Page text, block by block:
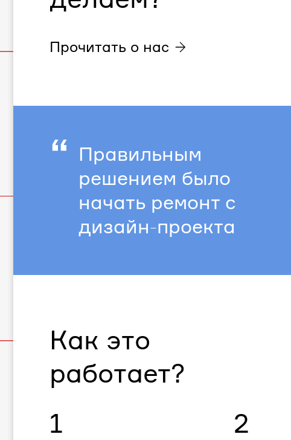
Прочитать о нас
“ Правильным
решением было
начать ремонт с
дизайн-проекта
Как это
работает?
1
2